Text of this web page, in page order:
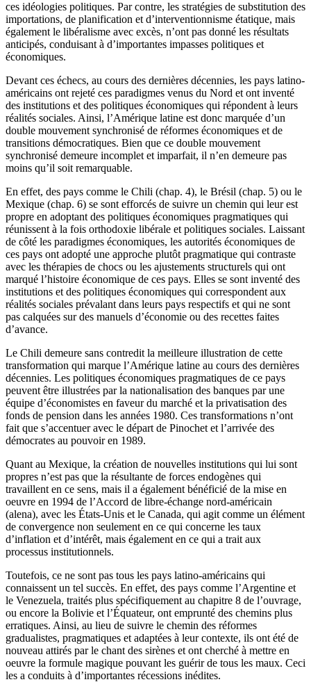
ces idéologies politiques. Par contre, les stratégies de substitution des
importations, de planification et d’interventionnisme étatique, mais
également le libéralisme avec excès, n’ont pas donné les résultats
anticipés, conduisant à d’importantes impasses politiques et
économiques.
Devant ces échecs, au cours des dernières décennies, les pays latino-
américains ont rejeté ces paradigmes venus du Nord et ont inventé
des institutions et des politiques économiques qui répondent à leurs
réalités sociales. Ainsi, l’Amérique latine est donc marquée d’un
double mouvement synchronisé de réformes économiques et de
transitions démocratiques. Bien que ce double mouvement
synchronisé demeure incomplet et imparfait, il n’en demeure pas
moins qu’il soit remarquable.
En effet, des pays comme le Chili (chap. 4), le Brésil (chap. 5) ou le
Mexique (chap. 6) se sont efforcés de suivre un chemin qui leur est
propre en adoptant des politiques économiques pragmatiques qui
réunissent à la fois orthodoxie libérale et politiques sociales. Laissant
de côté les paradigmes économiques, les autorités économiques de
ces pays ont adopté une approche plutôt pragmatique qui contraste
avec les thérapies de chocs ou les ajustements structurels qui ont
marqué l’histoire économique de ces pays. Elles se sont inventé des
institutions et des politiques économiques qui correspondent aux
réalités sociales prévalant dans leurs pays respectifs et qui ne sont
pas calquées sur des manuels d’économie ou des recettes faites
d’avance.
Le Chili demeure sans contredit la meilleure illustration de cette
transformation qui marque l’Amérique latine au cours des dernières
décennies. Les politiques économiques pragmatiques de ce pays
peuvent être illustrées par la nationalisation des banques par une
équipe d’économistes en faveur du marché et la privatisation des
fonds de pension dans les années 1980. Ces transformations n’ont
fait que s’accentuer avec le départ de Pinochet et l’arrivée des
démocrates au pouvoir en 1989.
Quant au Mexique, la création de nouvelles institutions qui lui sont
propres n’est pas que la résultante de forces endogènes qui
travaillent en ce sens, mais il a également bénéficié de la mise en
oeuvre en 1994 de l’Accord de libre-échange nord-américain
(alena), avec les États-Unis et le Canada, qui agit comme un élément
de convergence non seulement en ce qui concerne les taux
d’inflation et d’intérêt, mais également en ce qui a trait aux
processus institutionnels.
Toutefois, ce ne sont pas tous les pays latino-américains qui
connaissent un tel succès. En effet, des pays comme l’Argentine et
le Venezuela, traités plus spécifiquement au chapitre 8 de l’ouvrage,
ou encore la Bolivie et l’Équateur, ont emprunté des chemins plus
erratiques. Ainsi, au lieu de suivre le chemin des réformes
gradualistes, pragmatiques et adaptées à leur contexte, ils ont été de
nouveau attirés par le chant des sirènes et ont cherché à mettre en
oeuvre la formule magique pouvant les guérir de tous les maux. Ceci
les a conduits à d’importantes récessions inédites.